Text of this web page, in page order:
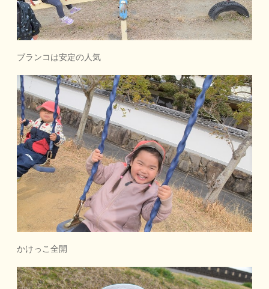
ブランコは安定の人気
かけっこ全開